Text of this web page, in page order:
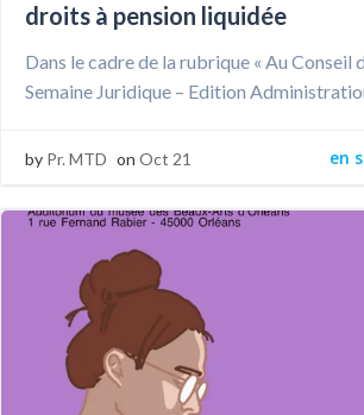
droits à pension liquidée
Dans le cadre de la rubrique « Au Conseil
Semaine Juridique – Edition
by Pr. MTD on Oct 21 en